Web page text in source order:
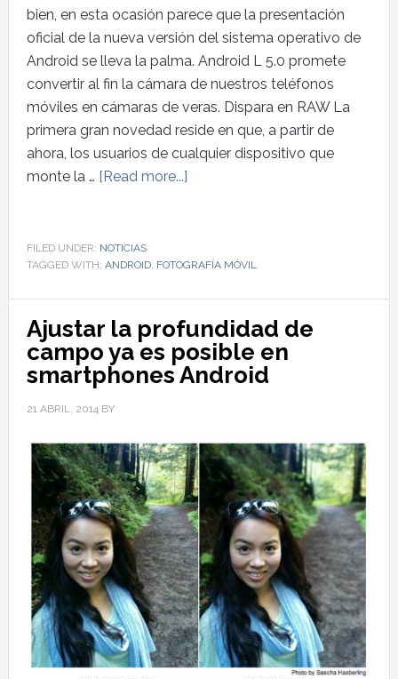
bien, en esta ocasión parece que la presentación
oficial de la nueva versión del sistema operativo de
Android se lleva la palma. Android L 5.0 promete
convertir al fin la cámara de nuestros teléfonos
móviles en cámaras de veras. Dispara en RAW La
primera gran novedad reside en que, a partir de
ahora, los usuarios de cualquier dispositivo que
monte la … [Read more...]
FILED UNDER: NOTICIAS
TAGGED WITH: ANDROID, FOTOGRAFÍA MÓVIL
Ajustar la profundidad de
campo ya es posible en
smartphones Android
21 ABRIL, 2014BY